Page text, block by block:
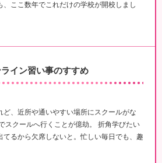
ここ数年でこれだけの学校が開校しまし
イン習い事のすすめ
ど、近所や通いやすい場所にスクールがな
スクールへ行くことが億劫。 折角学びたい
てるから欠席しないと。忙しい毎日でも、趣